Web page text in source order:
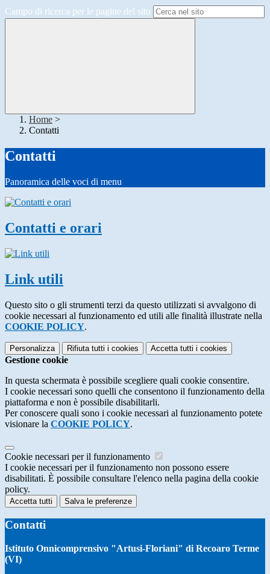
Campo di ricerca per le pagine del sito
Home >
Contatti
Contatti
Panoramica delle voci di menu
Contatti e orari
Link utili
Questo sito o gli strumenti terzi da questo utilizzati si avvalgono di
cookie necessari al funzionamento ed utili alle finalità illustrate nella
COOKIE POLICY.
Personalizza Rifiuta tutti i cookies Accetta tutti i cookies
Gestione cookie
In questa schermata è possibile scegliere quali cookie consentire.
I cookie necessari sono quelli che consentono il funzionamento della
piattaforma e non è possibile disabilitarli.
Per conoscere quali sono i cookie necessari al funzionamento potete
visionare la COOKIE POLICY.
Cookie necessari per il funzionamento
I cookie necessari per il funzionamento non possono essere
disabilitati. È possibile consultare l'elenco nella pagina della cookie
policy.
Accetta tutti Salva le preferenze
Contatti
Istituto Onnicomprensivo "Artusi-Floriani" di Recoaro Terme
(VI)